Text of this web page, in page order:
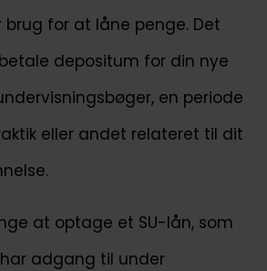
for at låne penge. Det
depositum for din nye
en periode
eller andet relateret til dit
at optage et SU-lån, som
adgang til under